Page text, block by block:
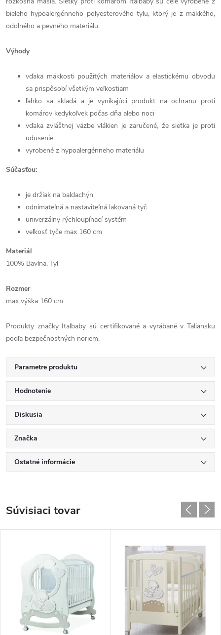
bieleho hypoalergénneho polyesterového tylu, ktorý je z mäkkého,
odolného a pevného materiálu.
Výhody
vďaka mäkkosti použitých materiálov a elastickému obvodu
sa prispôsobí všetkým veľkostiam
ľahko sa skladá a je vynikajúci produkt na ochranu proti
komárov kedykoľvek počas dňa alebo noci
vďaka zvláštnej väzbe vlákien je zaručené, že sieťka je proti
udusenie
vyrobené z hypoalergénneho materiálu
Súčasťou:
je držiak na baldachýn
odnímateľná a nastaviteľná lakovaná tyč
univerzálny rýchloupínací systém
veľkosť tyče max 160 cm
Materiál
100% Bavlna, Tyl
Rozmer
max výška 160 cm
Produkty značky Italbaby sú certifikované a vyrábané v Taliansku
podľa bezpečnostných noriem.
Parametre produktu
Hodnotenie
Diskusia
Značka
Ostatné informácie
Súvisiaci tovar